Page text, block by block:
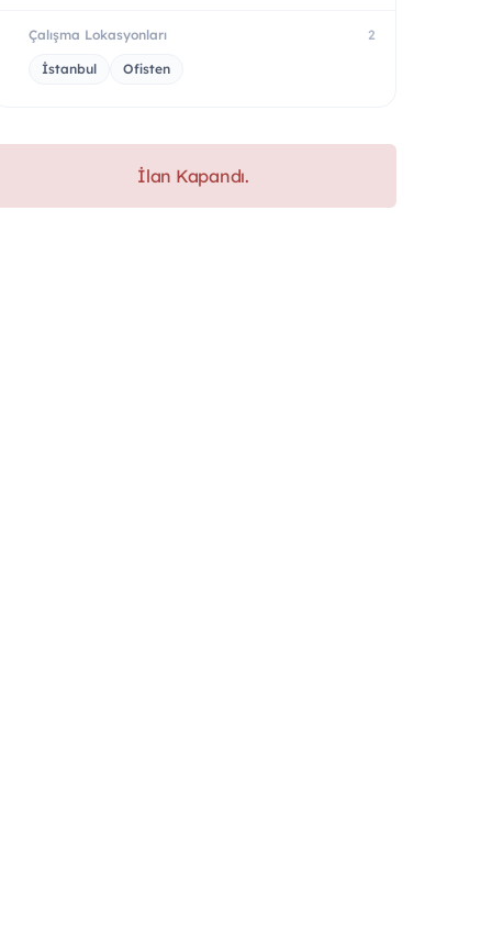
Çalışma Lokasyonları 2
İstanbul Ofisten
İlan Kapandı.